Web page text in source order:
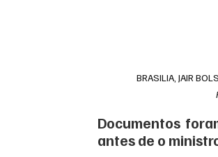
BRASILIA, JAIR
Documentos
antes de o